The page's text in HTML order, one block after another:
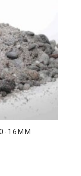
16MM